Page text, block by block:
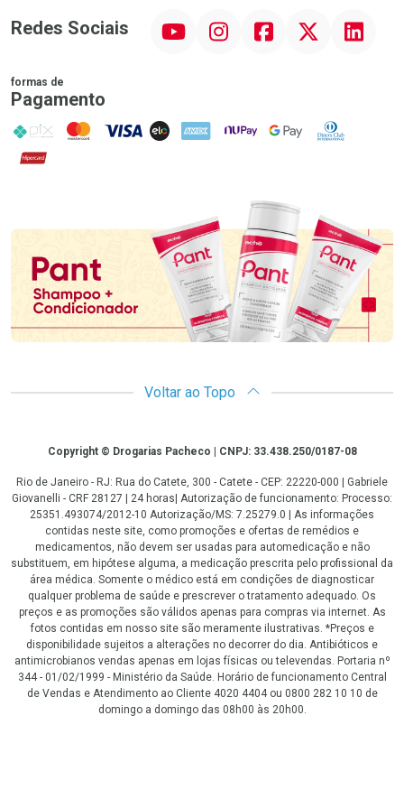
Redes Sociais InstagramFacebookTwitter Linkedin
formas de
Pagamento
PIX MasterCard
VISA ELO AMEX NuPay Google PayDiners Club
Hipercard
Promoção em Destaque
Voltar ao Topo
CopyrightCopyright © Drogarias Pacheco | CNPJ: 33.438.250/0187-08
Rio de Janeiro - RJ: Rua do Catete, 300 - Catete - CEP: 22220-000 | Gabriele
Giovanelli - CRF 28127 | 24 horas| Autorização de funcionamento: Processo:
25351.493074/2012-10 Autorização/MS: 7.25279.0 | As informações
contidas neste site, como promoções e ofertas de remédios e
medicamentos, não devem ser usadas para automedicação e não
substituem, em hipótese alguma, a medicação prescrita pelo profissional da
área médica. Somente o médico está em condições de diagnosticar
qualquer problema de saúde e prescrever o tratamento adequado. Os
preços e as promoções são válidos apenas para compras via internet. As
fotos contidas em nosso site são meramente ilustrativas. *Preços e
disponibilidade sujeitos a alterações no decorrer do dia. Antibióticos e
antimicrobianos vendas apenas em lojas físicas ou televendas. Portaria nº
344 - 01/02/1999 - Ministério da Saúde. Horário de funcionamento Central
de Vendas e Atendimento ao Cliente 4020 4404 ou 0800 282 10 10 de
domingo a domingo das 08h00 às 20h00.